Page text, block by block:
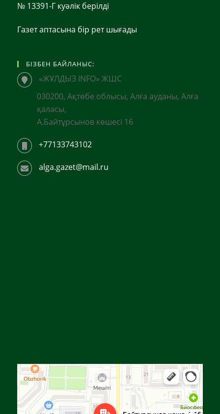
№ 13391-Г куәлік берілді
Газет аптасына бір рет шығады
БІЗБЕН БАЙЛАНЫС:
«ЖҰЛДЫЗ INFO» ЖШС
030200, Ақтөбе облысы, Алға ауданы, Алға
қаласы,
А.Байтұрсынов көшесі 16
+77133743102
alga.gazet@mail.ru
Яндекс Карталар — көлік, навигация, орындарды іздеу